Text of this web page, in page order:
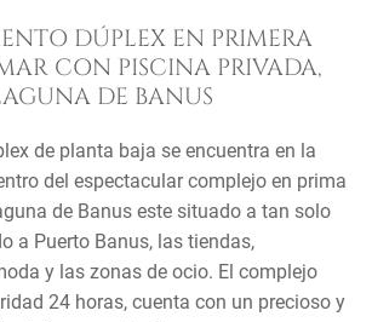
DÚPLEX EN PRIMERA
CON PISCINA PRIVADA,
DE BANUS
de planta baja se encuentra en la
del espectacular complejo en prima
de Banus este situado a tan solo
a Puerto Banus, las tiendas,
y las zonas de ocio. El complejo
24 horas, cuenta con un precioso y